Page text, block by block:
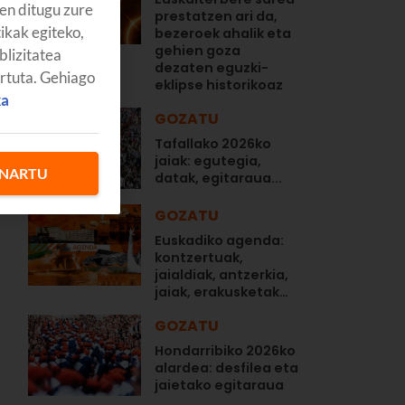
prestatzen ari da,
bezeroek ahalik eta
gehien goza
dezaten eguzki-
eklipse historikoaz
GOZATU
Tafallako 2026ko
jaiak: egutegia,
datak, egitaraua...
GOZATU
Euskadiko agenda:
kontzertuak,
jaialdiak, antzerkia,
jaiak, erakusketak…
GOZATU
Hondarribiko 2026ko
alardea: desfilea eta
jaietako egitaraua
ditugu zure
egiteko,
Gehiago